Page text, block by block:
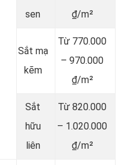
sen
₫/m²
Sắt mạ
kẽm
Từ 770.000
– 970.000
₫/m²
Sắt
hữu
liên
Từ 820.000
– 1.020.000
₫/m²